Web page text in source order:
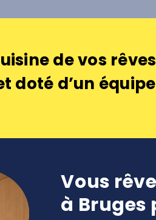
de vos
doté d’un
Vous
à Bruges